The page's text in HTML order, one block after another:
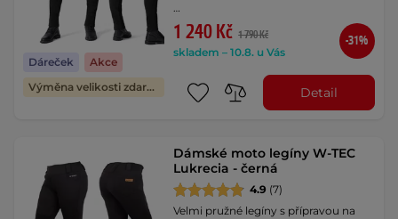
Dáreček
Akce
Výměna velikosti zdarma
…
1 240 Kč 1 790 Kč
skladem – 10.8. u Vás
-31%
Detail
Dámské moto legíny W-TEC
Lukrecia - černá
4.9 (7)
Velmi pružné legíny s přípravou na